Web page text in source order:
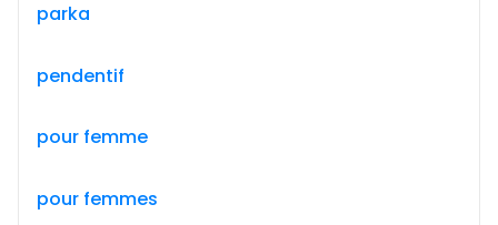
parka
pendentif
pour femme
pour femmes